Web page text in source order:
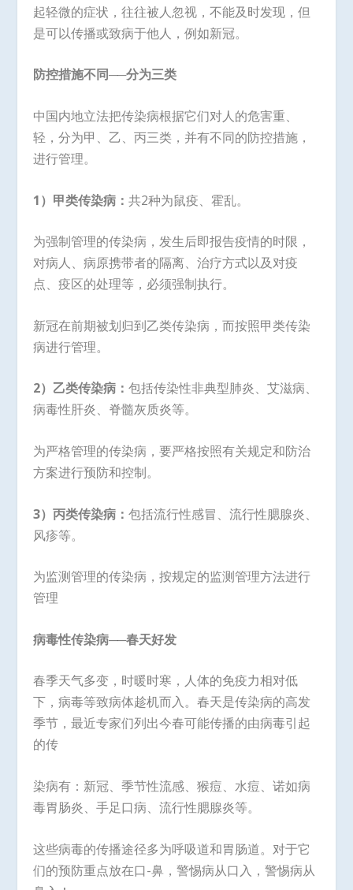
起轻微的症状，往往被人忽视，不能及时发现，但
是可以传播或致病于他人，例如新冠。
防控措施不同──分为三类
中国内地立法把传染病根据它们对人的危害重、
轻，分为甲、乙、丙三类，并有不同的防控措施，
进行管理。
1）甲类传染病：共2种为鼠疫、霍乱。
为强制管理的传染病，发生后即报告疫情的时限，
对病人、病原携带者的隔离、治疗方式以及对疫
点、疫区的处理等，必须强制执行。
新冠在前期被划归到乙类传染病，而按照甲类传染
病进行管理。
2）乙类传染病：包括传染性非典型肺炎、艾滋病、
病毒性肝炎、脊髓灰质炎等。
为严格管理的传染病，要严格按照有关规定和防治
方案进行预防和控制。
3）丙类传染病：包括流行性感冒、流行性腮腺炎、
风疹等。
为监测管理的传染病，按规定的监测管理方法进行
管理
病毒性传染病──春天好发
春季天气多变，时暖时寒，人体的免疫力相对低
下，病毒等致病体趁机而入。春天是传染病的高发
季节，最近专家们列出今春可能传播的由病毒引起
的传
染病有：新冠、季节性流感、猴痘、水痘、诺如病
毒胃肠炎、手足口病、流行性腮腺炎等。
这些病毒的传播途径多为呼吸道和胃肠道。对于它
们的预防重点放在口-鼻，警惕病从口入，警惕病从